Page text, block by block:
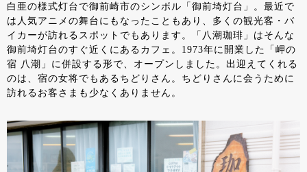
白亜の様式灯台で御前崎市のシンボル「御前埼灯台」。最近で
は人気アニメの舞台にもなったこともあり、多くの観光客・バ
イカーが訪れるスポットでもあります。「八潮珈琲」はそんな
御前埼灯台のすぐ近くにあるカフェ。1973年に開業した「岬の
宿 八潮」に併設する形で、オープンしました。出迎えてくれる
のは、宿の女将でもあるちどりさん。ちどりさんに会うために
訪れるお客さまも少なくありません。